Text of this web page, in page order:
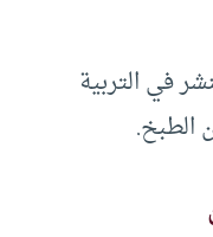
في التربية
الطبخ.